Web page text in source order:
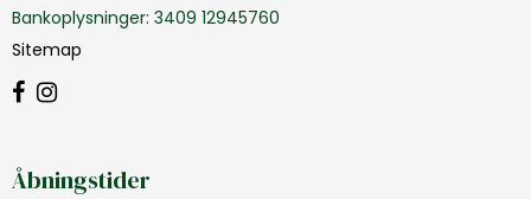
Bankoplysninger: 3409 12945760
Sitemap
Åbningstider